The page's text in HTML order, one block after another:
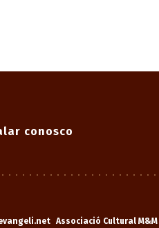
conosco
Associació Cultural